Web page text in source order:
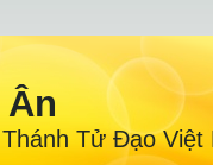
Ân
Tử Ðạo Việt